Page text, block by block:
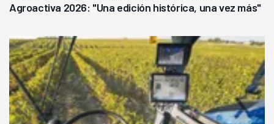
Agroactiva 2026: "Una edición histórica, una vez más"